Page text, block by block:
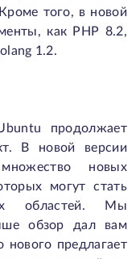
того, в новой
как PHP 8.2,
1.2.
продолжает
В новой версии
новых
могут стать
областей. Мы
обзор дал вам
нового предлагает